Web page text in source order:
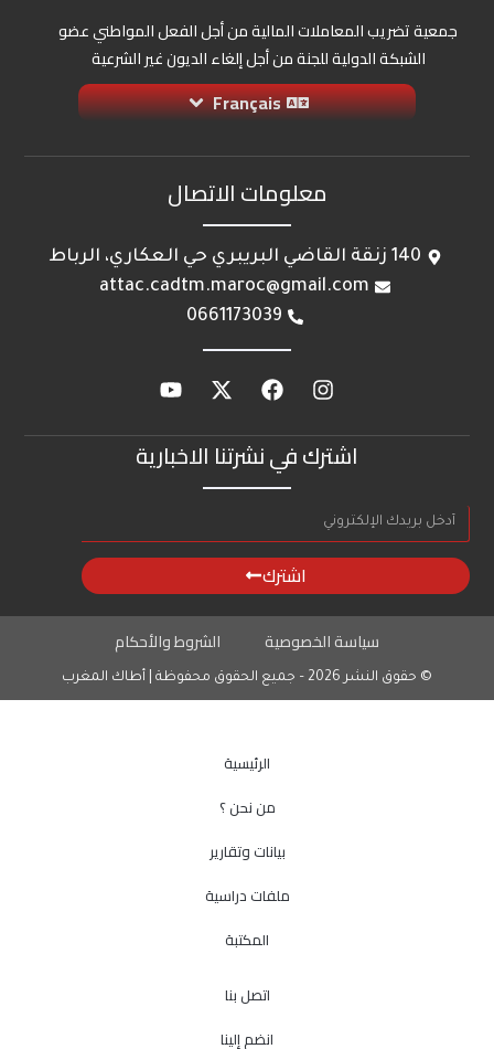
اشترك في نشرتنا الاخبارية
اشترك
معلومات الاتصال
140 زنقة القاضي البريبري حي العكاري، الرباط
attac.cadtm.maroc@gmail.com
0661173039
جمعية تضريب المعاملات المالية من أجل الفعل المواطني عضو
الشبكة الدولية للجنة من أجل إلغاء الديون غير الشرعية
Français
© حقوق النشر 2026 – جميع الحقوق محفوظة | أطاك المغرب
سياسة الخصوصية الشروط والأحكام
الرئيسية
من نحن ؟
بيانات وتقارير
ملفات دراسية
المكتبة
اتصل بنا
انضم إلينا